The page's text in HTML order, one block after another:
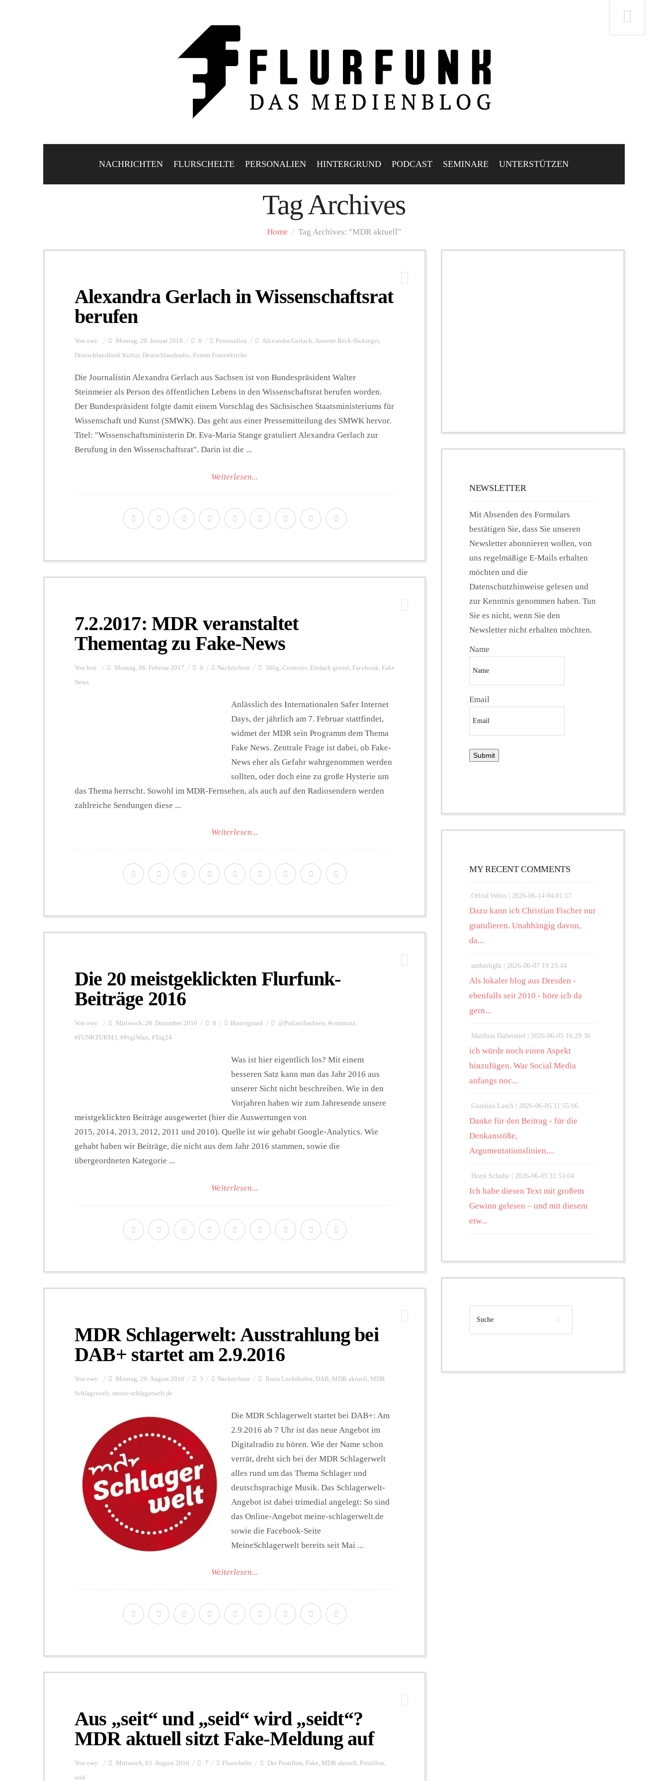
NACHRICHTEN FLURSCHELTE PERSONALIEN HINTERGRUND PODCAST SEMINARE UNTERSTÜTZEN
Tag Archives
Home / Tag Archives: "MDR aktuell"
Alexandra Gerlach in Wissenschaftsrat
berufen
Von owy Montag, 29. Januar 2018 0 Personalien Alexandra Gerlach, Annette Beck-Sickinger,
Deutschlandfunk Kultur, Deutschlandradio, Forum Frauenkirche
Die Journalistin Alexandra Gerlach aus Sachsen ist von Bundespräsident Walter
Steinmeier als Person des öffentlichen Lebens in den Wissenschaftsrat berufen worden.
Der Bundespräsident folgte damit einem Vorschlag des Sächsischen Staatsministeriums für
Wissenschaft und Kunst (SMWK). Das geht aus einer Pressemitteilung des SMWK hervor.
Titel: "Wissenschaftsministerin Dr. Eva-Maria Stange gratuliert Alexandra Gerlach zur
Berufung in den Wissenschaftsrat". Darin ist die ...
Weiterlesen...
7.2.2017: MDR veranstaltet
Thementag zu Fake-News
Von ben Montag, 06. Februar 2017 0 Nachrichten 360g Correctiv Einfach geniel Facebook Fake
News
Anlässlich des Internationalen Safer Internet
Days, der jährlich am 7. Februar stattfindet,
widmet der MDR sein Programm dem Thema
Fake News. Zentrale Frage ist dabei, ob Fake-
News eher als Gefahr wahrgenommen werden
sollten, oder doch eine zu große Hysterie um
das Thema herrscht. Sowohl im MDR-Fernsehen, als auch auf den Radiosendern werden
zahlreiche Sendungen diese ...
Weiterlesen...
Die 20 meistgeklickten Flurfunk-
Beiträge 2016
Von owy Mittwoch, 28. Dezember 2016 0 Hintergrund @PolizeiSachsen, #colmnitz,
#FUNKTURM3, #PegiWars, #Tag24
Was ist hier eigentlich los? Mit einem
besseren Satz kann man das Jahr 2016 aus
unserer Sicht nicht beschreiben. Wie in den
Vorjahren haben wir zum Jahresende unsere
meistgeklickten Beiträge ausgewertet (hier die Auswertungen von
2015, 2014, 2013, 2012, 2011 und 2010). Quelle ist wie gehabt Google-Analytics. Wie
gehabt haben wir Beiträge, die nicht aus dem Jahr 2016 stammen, sowie die
übergeordneten Kategorie ...
Weiterlesen...
MDR Schlagerwelt: Ausstrahlung bei
DAB+ startet am 2.9.2016
Von owy Montag, 29. August 2016 3 Nachrichten Boris Lochthofen DAB MDR aktuell MDR
Schlagerwelt meine-schlagerwelt.de
Die MDR Schlagerwelt startet bei DAB+: Am
2.9.2016 ab 7 Uhr ist das neue Angebot im
Digitalradio zu hören. Wie der Name schon
verrät, dreht sich bei der MDR Schlagerwelt
alles rund um das Thema Schlager und
deutschsprachige Musik. Das Schlagerwelt-
Angebot ist dabei trimedial angelegt: So sind
das Online-Angebot meine-schlagerwelt.de
sowie die Facebook-Seite
MeineSchlagerwelt bereits seit Mai ...
Weiterlesen...
Aus „seit“ und „seid“ wird „seidt“?
MDR aktuell sitzt Fake-Meldung auf
Von owy Mittwoch, 03. August 2016 7 Flurschelte Der Postillon, Fake, MDR aktuell , Postillon,
seid
NEWSLETTER
Mit Absenden des Formulars
bestätigen Sie, dass Sie unseren
Newsletter abonnieren wollen, von
uns regelmäßige E-Mails erhalten
möchten und die
Datenschutzhinweise gelesen und
zur Kenntnis genommen haben. Tun
Sie es nicht, wenn Sie den
Newsletter nicht erhalten möchten.
Name
Email
MY RECENT COMMENTS
Otfrid Weiss | 2026-06-14 04:01:17
Dazu kann ich Christian Fischer nur
gratulieren. Unabhängig davon,
da...
amberlight | 2026-06-07 19:23:44
Als lokaler blog aus Dresden -
ebenfalls seit 2010 - höre ich da
gern...
Matthias Daberstiel | 2026-06-05 16:29:36
ich würde noch einen Aspekt
hinzufügen. War Social Media
anfangs noc...
Gundula Lasch | 2026-06-05 11:55:06
Danke für den Beitrag - für die
Denkanstöße,
Argumentationslinien,...
Horst Schulte | 2026-06-05 11:53:04
Ich habe diesen Text mit großem
Gewinn gelesen – und mit diesem
etw...